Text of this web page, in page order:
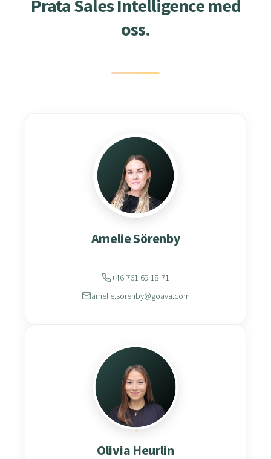
Prata Sales Intelligence med
oss.
Amelie Sörenby
+46 761 69 18 71
amelie.sorenby@goava.com
Olivia Heurlin